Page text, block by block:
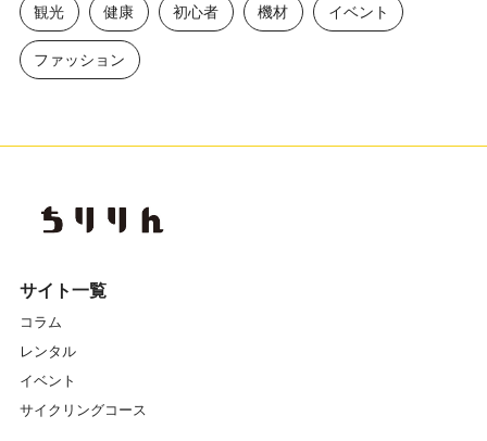
観光 健康 初心者 機材 イベント
ファッション
サイト一覧
コラム
レンタル
イベント
サイクリングコース